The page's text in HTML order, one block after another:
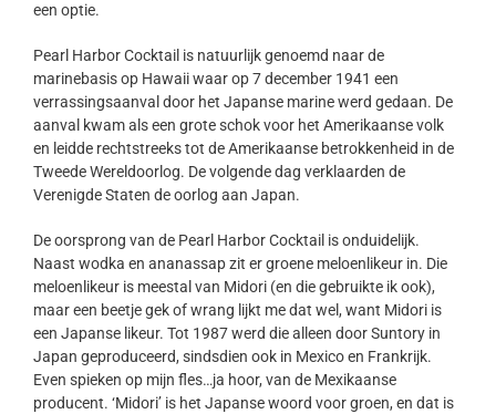
een optie.
Pearl Harbor Cocktail is natuurlijk genoemd naar de
marinebasis op Hawaii waar op 7 december 1941 een
verrassingsaanval door het Japanse marine werd gedaan. De
aanval kwam als een grote schok voor het Amerikaanse volk
en leidde rechtstreeks tot de Amerikaanse betrokkenheid in de
Tweede Wereldoorlog. De volgende dag verklaarden de
Verenigde Staten de oorlog aan Japan.
De oorsprong van de Pearl Harbor Cocktail is onduidelijk.
Naast wodka en ananassap zit er groene meloenlikeur in. Die
meloenlikeur is meestal van Midori (en die gebruikte ik ook),
maar een beetje gek of wrang lijkt me dat wel, want Midori is
een Japanse likeur. Tot 1987 werd die alleen door Suntory in
Japan geproduceerd, sindsdien ook in Mexico en Frankrijk.
Even spieken op mijn fles…ja hoor, van de Mexikaanse
producent. ‘Midori’ is het Japanse woord voor groen, en dat is